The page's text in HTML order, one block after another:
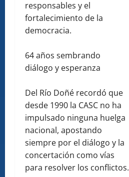
responsables y el
fortalecimiento de la
democracia.
64 años sembrando
diálogo y esperanza
Del Río Doñé recordó que
desde 1990 la CASC no ha
impulsado ninguna huelga
nacional, apostando
siempre por el diálogo y la
concertación como vías
para resolver los conflictos.